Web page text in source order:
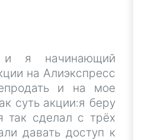
я начинающий
на Алиэкспресс
и на мое
суть акции:я беру
так сделал с трёх
давать доступ к